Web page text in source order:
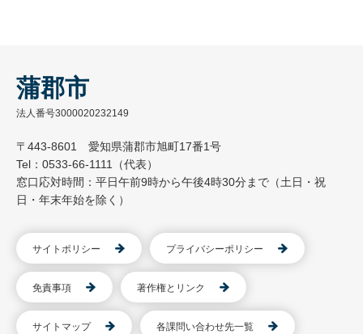
蒲郡市
法人番号3000020232149
〒443-8601 愛知県蒲郡市旭町17番1号
Tel：0533-66-1111（代表）
窓口応対時間：平日午前9時から午後4時30分まで（土日・祝
日・年末年始を除く）
サイトポリシー プライバシーポリシー
免責事項 著作権とリンク
サイトマップ 各課問い合わせ先一覧